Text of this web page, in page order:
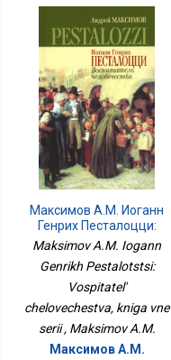
Максимов А.М. Иоганн
Генрих Песталоцци:
Воспитатель
Человечества, Книга
Вне Серии
Maksimov A.M. Iogann
Genrikh Pestalotstsi:
Vospitatel'
chelovechestva, kniga vne
serii , Maksimov A.M.
Максимов А.М.